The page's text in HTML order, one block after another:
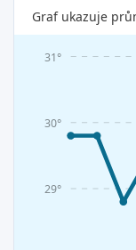
Graf ukazuje
29°
30°
31°